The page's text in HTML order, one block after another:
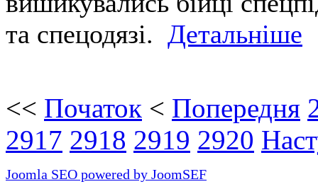
та спецодязі. Детальніше
<< Початок < Попередня
2917 2918 2919 2920
Joomla SEO powered by JoomSEF